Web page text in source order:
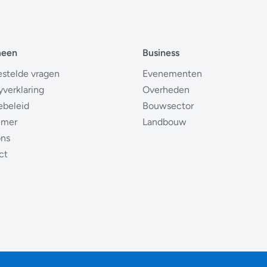
vragen
Business
Evenementen
Overheden
Bouwsector
Landbouw